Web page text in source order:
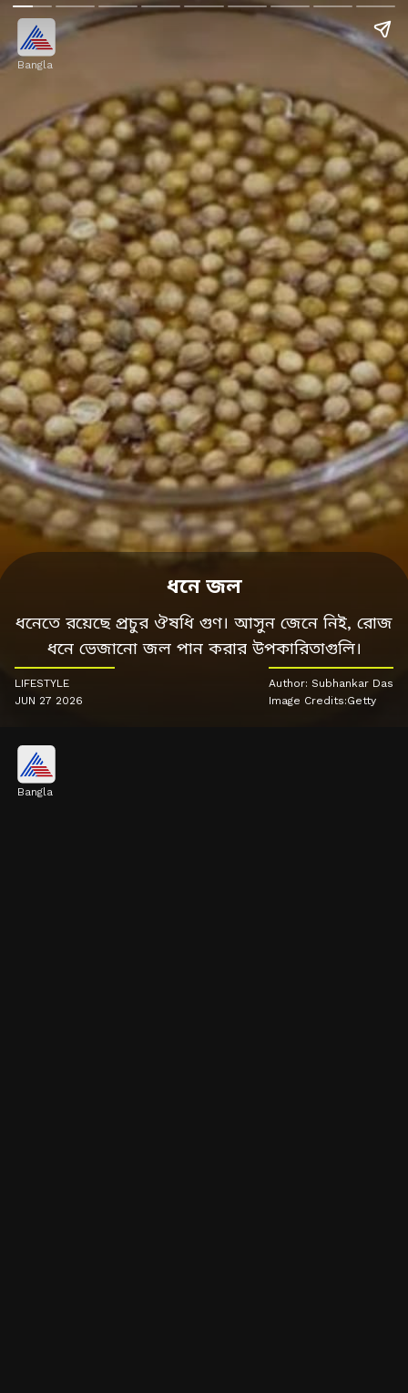
Bangla
ধনে জল
ধনেতে রয়েছে প্রচুর ঔষধি গুণ। আসুন জেনে নিই, রোজ
ধনে ভেজানো জল পান করার উপকারিতাগুলি।
LIFESTYLE
JUN 27 2026
Author: Subhankar Das
Image Credits:Getty
Bangla